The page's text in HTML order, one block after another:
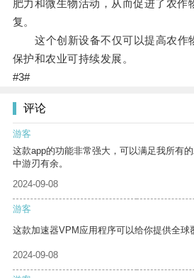
肥力和微生物活动，从而促进了农作
复。
这个创新设备不仅可以提高农作
保护和农业可持续发展。
#3#
评论
游客
这款app的功能非常强大，可以满足我所有
中游刃有余。
2024-09-08
游客
这款加速器VPM应用程序可以给你提供全球
2024-09-08